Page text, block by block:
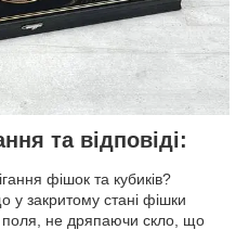
та відповіді:
фішок та кубиків?
у закритому стані фішки
поля, не дряпаючи скло, що